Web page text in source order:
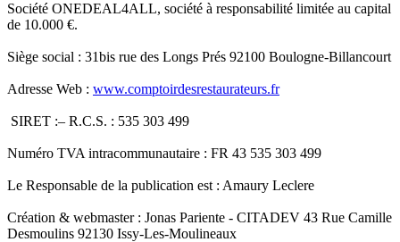
Société ONEDEAL4ALL, société à responsabilité limitée au capital
de 10.000 €.
Siège social : 31bis rue des Longs Prés 92100 Boulogne-Billancourt
Adresse Web : www.comptoirdesrestaurateurs.fr
SIRET :– R.C.S. : 535 303 499
Numéro TVA intracommunautaire : FR 43 535 303 499
Le Responsable de la publication est : Amaury Leclere
Création & webmaster : Jonas Pariente - CITADEV 43 Rue Camille
Desmoulins 92130 Issy-Les-Moulineaux